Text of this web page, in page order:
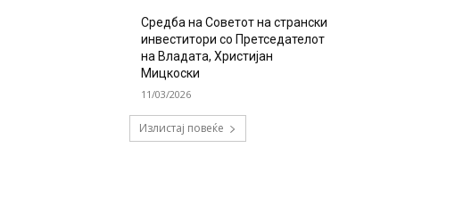
Средба на Советот на странски
инвеститори со Претседателот
на Владата, Христијан
Мицкоски
11/03/2026
Излистај повеќе